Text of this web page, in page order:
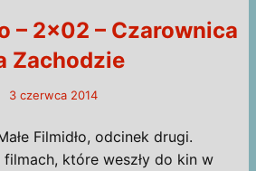
– 2×02 – Czarownica
Zachodzie
3 czerwca 2014
Filmidło, odcinek drugi.
które weszły do kin w